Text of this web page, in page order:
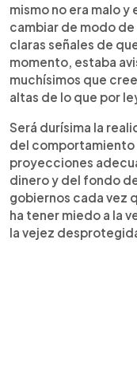
mismo no era malo
cambiar de modo
claras señales de
momento, estaba
muchísimos que
altas de lo que por
Será durísima la
del
proyecciones
dinero y del fondo
gobiernos cada vez
ha tener miedo a la
la vejez